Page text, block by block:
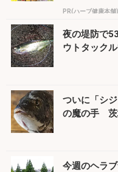
PR(ハーブ健康本舗)
夜の堤防で
ウトタック
ついに「シ
の魔の手 茨
今週のヘラ